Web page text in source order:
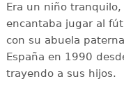
Era un niño
encantaba jugar al
con su abuela
España en 1990
trayendo a sus hijos.